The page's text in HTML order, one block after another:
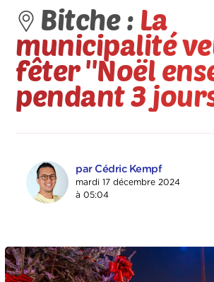
Bitche : La
municipalité
fêter ''Noël
pendant 3
par Cédric Kempf
mardi 17 décembre 2024
à 05:04